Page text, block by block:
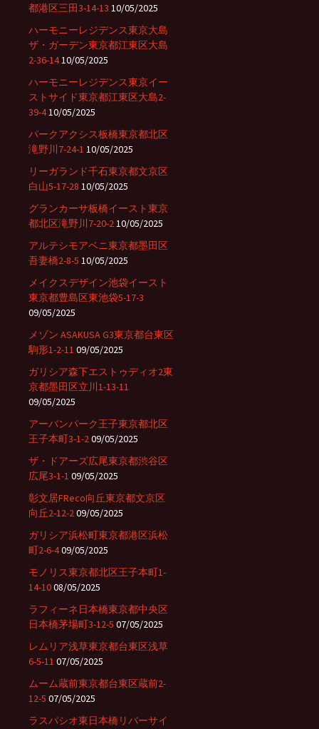
都港区三田3-14-13 10/05/2025
ハーモニーレジデンス東京大島
ザ・ガーデン東京都江東区大島
2-36-1410/05/2025
ハーモニーレジデンス東京イー
ストサイド東京都江東区大島2-
39-410/05/2025
パークアクシス板橋東京都北区
滝野川7-24-1 10/05/2025
リーガランド千石東京都文京区
白山5-17-28 10/05/2025
グランカーサ板橋イースト東京
都北区滝野川7-20-210/05/2025
アルテシモアベニ東京都墨田区
吾妻橋2-8-5 10/05/2025
メイクスデザイン池袋イースト
東京都豊島区東池袋5-17-3
09/05/2025
メゾン ASAKUSA G3東京都台東区
駒形1-2-11 09/05/2025
ガリシア森下エストゥディオ2東
京都墨田区立川1-13-11
09/05/2025
アーバンパーク王子東京都北区
王子本町3-1-209/05/2025
ザ・ドアーズ広尾東京都渋谷区
広尾3-1-1 09/05/2025
彰文居FReco向丘東京都文京区
向丘2-12-209/05/2025
ガリシア浜松町東京都港区浜松
町2-6-409/05/2025
モノリス東京都北区王子本町1-
14-1008/05/2025
ラフィーネ日本橋東京都中央区
日本橋茅場町3-12-5 07/05/2025
レムリア浅草東京都台東区浅草
6-5-11 07/05/2025
ムーム蔵前東京都台東区蔵前2-
12-5 07/05/2025
ラスパシオ東日本橋リバーサイ